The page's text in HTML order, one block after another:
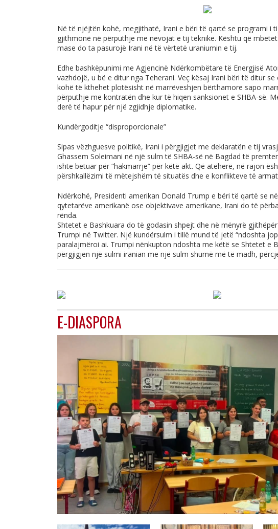
Në të njëjtën kohë, megjithatë, Irani e bëri të qartë se programi i
gjithmonë në përputhje me nevojat e tij teknike. Kështu që
mase do ta pasurojë Irani në të vërtetë uraniumin e tij.
Edhe bashkëpunimi me Agjencinë Ndërkombëtare të Energjisë
vazhdojë, u bë e ditur nga Teherani. Veç kësaj Irani bëri të ditur
kohë të kthehet plotësisht në marrëveshjen bërthamore sapo
përputhje me kontratën dhe kur të hiqen sanksionet e SHBA-së.
derë të hapur për një zgjidhje diplomatike.
Kundërgoditje “disproporcionale”
Sipas vëzhguesve politikë, Irani i përgjigjet me deklaratën e tij
Ghassem Soleimani në një sulm të SHBA-së në Bagdad të
ishte betuar për “hakmarrje” për këtë akt. Që atëherë, në rajon
përshkallëzimi të mëtejshëm të situatës dhe e konflikteve të
Ndërkohë, Presidenti amerikan Donald Trump e bëri të qartë se
qytetarëve amerikanë ose objektivave amerikane, Irani do të
rënda.
Shtetet e Bashkuara do të godasin shpejt dhe në mënyrë
Trumpi në Twitter. Një kundërsulm i tillë mund të jetë “ndoshta
paralajmëroi ai. Trumpi nënkupton ndoshta me këtë se Shtetet e
përgjigjen një sulmi iranian me një sulm shumë më të madh,
E-DIASPORA